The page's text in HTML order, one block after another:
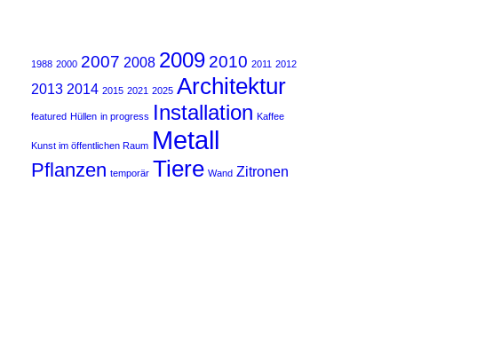
1988 2000 2007 2008 2009 2010 2011 2012
2013 2014 2015 2021 2025 Architektur
featured Hüllen in progress Installation Kaffee
Kunst im öffentlichen Raum Metall
Pflanzen temporär Tiere Wand Zitronen